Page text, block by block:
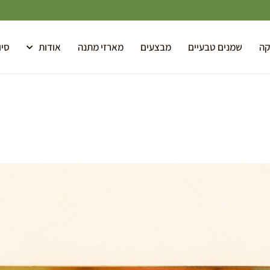
שמנים טבעיים מבצעים מארזי מתנה אודות